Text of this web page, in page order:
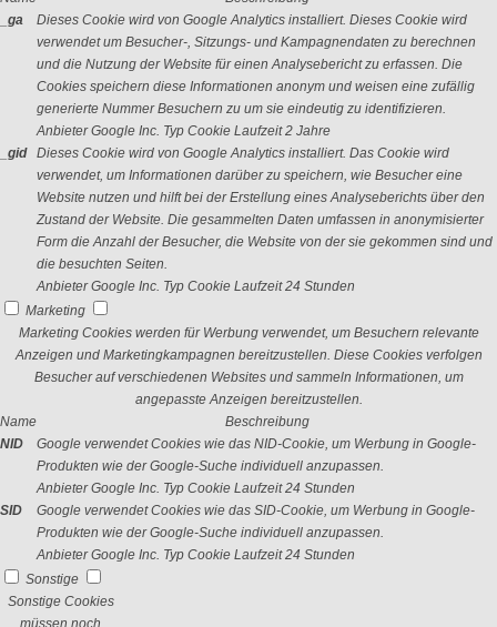
_ga
Dieses Cookie wird von Google Analytics installiert. Dieses Cookie wird
verwendet um Besucher-, Sitzungs- und Kampagnendaten zu berechnen
und die Nutzung der Website für einen Analysebericht zu erfassen. Die
Cookies speichern diese Informationen anonym und weisen eine zufällig
generierte Nummer Besuchern zu um sie eindeutig zu identifizieren.
Anbieter Google Inc. Typ Cookie Laufzeit 2 Jahre
_gid
Dieses Cookie wird von Google Analytics installiert. Das Cookie wird
verwendet, um Informationen darüber zu speichern, wie Besucher eine
Website nutzen und hilft bei der Erstellung eines Analyseberichts über den
Zustand der Website. Die gesammelten Daten umfassen in anonymisierter
Form die Anzahl der Besucher, die Website von der sie gekommen sind und
die besuchten Seiten.
Anbieter Google Inc. Typ Cookie Laufzeit 24 Stunden
Marketing
Marketing Cookies werden für Werbung verwendet, um Besuchern relevante
Anzeigen und Marketingkampagnen bereitzustellen. Diese Cookies verfolgen
Besucher auf verschiedenen Websites und sammeln Informationen, um
angepasste Anzeigen bereitzustellen.
Name
Beschreibung
NID
Google verwendet Cookies wie das NID-Cookie, um Werbung in Google-
Produkten wie der Google-Suche individuell anzupassen.
Anbieter Google Inc. Typ Cookie Laufzeit 24 Stunden
SID
Google verwendet Cookies wie das SID-Cookie, um Werbung in Google-
Produkten wie der Google-Suche individuell anzupassen.
Anbieter Google Inc. Typ Cookie Laufzeit 24 Stunden
Sonstige
Sonstige Cookies
müssen noch